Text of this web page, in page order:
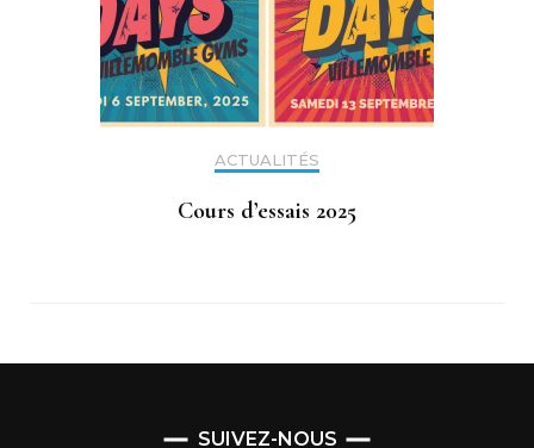
ACTUALITÉS
Cours d’essais 2025
SUIVEZ-NOUS